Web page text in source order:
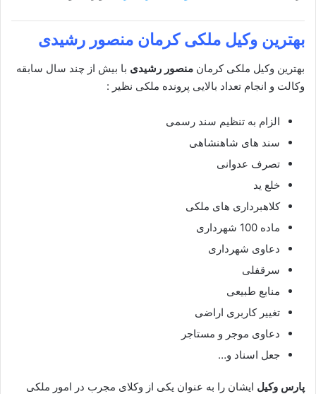
بهترین وکیل ملکیکرمان منصور رشیدی
بهترین وکیل ملکی کرمان منصور رشیدی با بیش از چند سال سابقه
وکالت و انجام تعداد بالایی پرونده ملکی نظیر :
الزام به تنظیم سند رسمی
سند های شاهنشاهی
تصرف عدوانی
خلع ید
کلاهبرداری های ملکی
ماده 100 شهرداری
دعاوی شهرداری
سرقفلی
منابع طبیعی
تغییر کاربری اراضی
دعاوی موجر و مستاجر
جعل اسناد و…
پارس وکیل ایشان را به عنوان یکی از وکلای مجرب در امور ملکی